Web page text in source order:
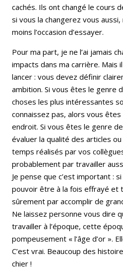
cachés. Ils ont changé le cours
si vous la changerez vous
moins l’occasion d’essayer.
Pour ma part, je ne l’ai jamais
impacts dans ma carrière. Mais
lancer : vous devez définir
ambition. Si vous êtes le genre
choses les plus intéressantes
connaissez pas, alors vous
endroit. Si vous êtes le genre
évaluer la qualité des articles
temps réalisés par vos
probablement par travailler
Je pense que c’est important :
pouvoir être à la fois effrayé et
sûrement par accomplir de
Ne laissez personne vous dire
travailler à l’époque, cette
pompeusement « l’âge d’or ».
C’est vrai. Beaucoup des
chier !